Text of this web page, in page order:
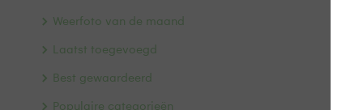
Weerfoto van de maand
Laatst toegevoegd
Best gewaardeerd
Populaire categorieën